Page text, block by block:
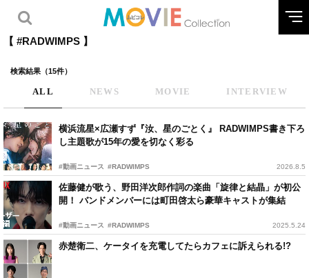
【 #RADWIMPS 】
検索結果（15件）
ALL NEWS MOVIE INTERVIEW
横浜流星×広瀬すず『汝、星のごとく』 RADWIMPS書き下ろ
し主題歌が15年の愛を切なく彩る
#動画ニュース #RADWIMPS 2026.8.5
佐藤健が歌う、野田洋次郎作詞の楽曲「旋律と結晶」が初公
開！ バンドメンバーには町田啓太ら豪華キャストが集結
#動画ニュース #RADWIMPS 2025.5.24
赤楚衛二、ケータイを充電してたらカフェに訴えられる!?